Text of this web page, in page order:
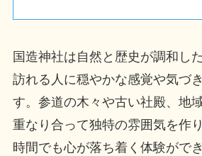
国造神社は自然と歴史が調和し
訪れる人に穏やかな感覚や気づ
す。参道の木々や古い社殿、地
重なり合って独特の雰囲気を作
時間でも心が落ち着く体験がで